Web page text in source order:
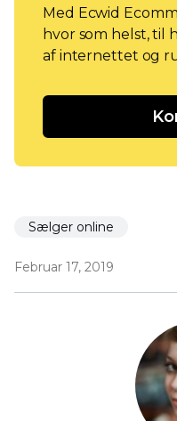
Med Ecwid
hvor som helst, til
af internettet og
Sælger online
Februar 17, 2019